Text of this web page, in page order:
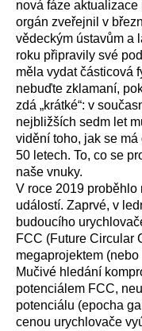
nová fáze
orgán zveřejnil v
vědeckým ústavům a
roku připravily své
měla vydat částicová
nebuďte zklamaní,
zdá „krátké“: v
nejbližších sedm let
vidění toho, jak se
50 letech. To, co se
naše vnuky.
V roce 2019
událostí. Zaprvé, v
budoucího
FCC (Future Circular
megaprojektem
Mučivé hledání
potenciálem FCC,
potenciálu (epocha
cenou urychlovače